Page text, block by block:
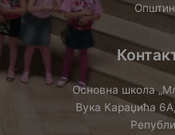
Основна школа
Вука Караџића